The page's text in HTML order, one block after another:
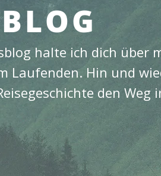
halte ich dich über
Laufenden. Hin und
den